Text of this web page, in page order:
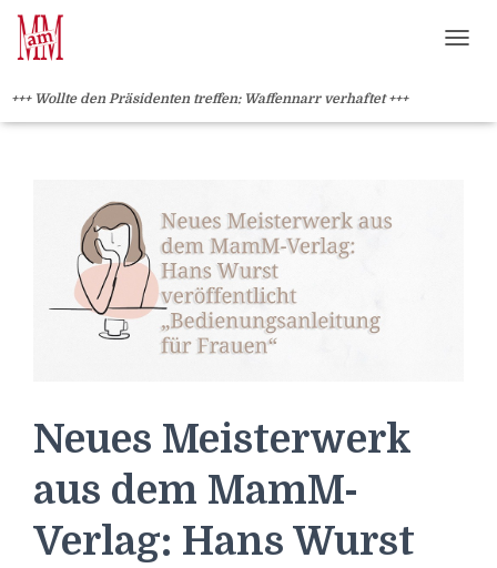
Weiterlesen" />
+++ Wollte den Präsidenten treffen: Waffennarr verhaftet +++
Neues Meisterwerk
aus dem MamM-
Verlag: Hans Wurst